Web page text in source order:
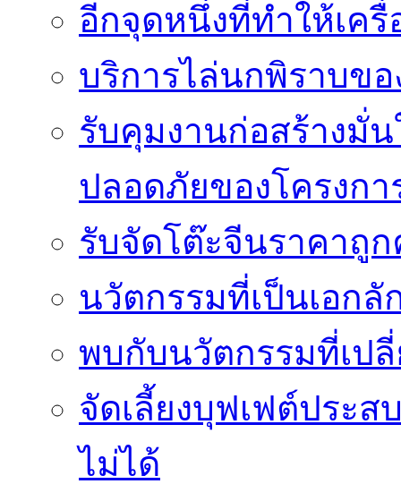
อีกจุดหนึ่งที่ทำให้เครื่
บริการไล่นกพิราบข
รับคุมงานก่อสร้างมั่
ปลอดภัยของโครงกา
รับจัดโต๊ะจีนราคาถู
นวัตกรรมที่เป็นเอกลั
พบกับนวัตกรรมที่เป
จัดเลี้ยงบุฟเฟต์ประ
ไม่ได้